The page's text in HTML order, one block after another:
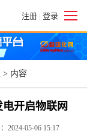
注册 | 登录
> 内容
开启物联网
05-06 15:17